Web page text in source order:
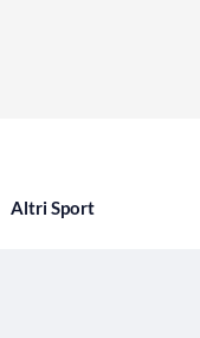
Altri Sport